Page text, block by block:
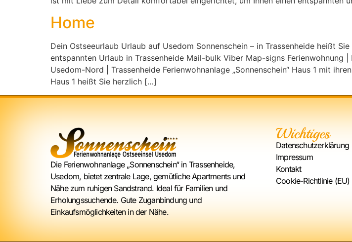
Home
Dein Ostseeurlaub Urlaub auf Usedom Sonnenschein – in Trassenheide heißt
entspannten Urlaub in Trassenheide Mail-bulk Viber Map-signs Ferienwohnung
Usedom-Nord | Trassenheide Ferienwohnanlage „Sonnenschein“ Haus 1 mit
Haus 1 heißt Sie herzlich […]
Die Ferienwohnanlage „Sonnenschein“ in Trassenheide,
Usedom, bietet zentrale Lage, gemütliche Apartments und
Nähe zum ruhigen Sandstrand. Ideal für Familien und
Erholungssuchende. Gute Zuganbindung und
Einkaufsmöglichkeiten in der Nähe.
Wichtiges
Datenschutzerklärung
Impressum
Kontakt
Cookie-Richtlinie (EU)